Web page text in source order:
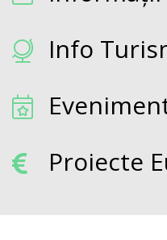
Info
Proiecte